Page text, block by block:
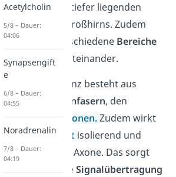
den Großteil der tiefer liegenden
Strukturen des Großhirns. Zudem
verbindet sie verschiedene Bereiche
des Großhirns miteinander.
Die weiße Substanz besteht aus
umhüllten
Nervenfasern, den
Axonen.Zudem wirkt
dieMyelinschicht isolierend und
schützt somit die Axone. Das sorgt
für eine effizienteSignalübertragung
Acetylcholin
5/8 – Dauer:
04:06
Synapsengift
e
6/8 – Dauer:
04:55
Noradrenalin
7/8 – Dauer:
04:19